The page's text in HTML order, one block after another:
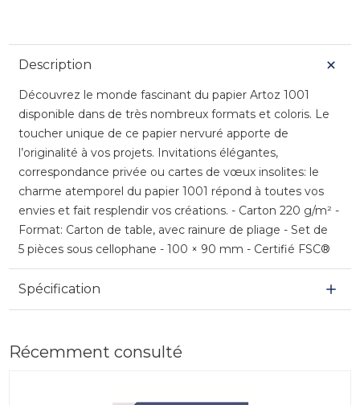
Description
Découvrez le monde fascinant du papier Artoz 1001
disponible dans de très nombreux formats et coloris. Le
toucher unique de ce papier nervuré apporte de
l’originalité à vos projets. Invitations élégantes,
correspondance privée ou cartes de vœux insolites: le
charme atemporel du papier 1001 répond à toutes vos
envies et fait resplendir vos créations. - Carton 220 g/m² -
Format: Carton de table, avec rainure de pliage - Set de
5 pièces sous cellophane - 100 × 90 mm - Certifié FSC®
Spécification
Récemment consulté